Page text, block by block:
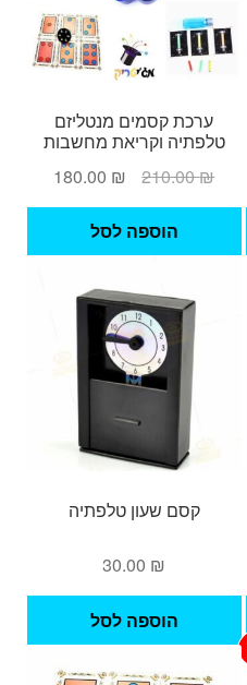
האפשרויות
בעמוד
ערכת קסמים מנטליזם
טלפתיה וקריאת מחשבות
210.00₪
המחיר
המקורי
היה:
210.00 ₪.
180.00 ₪
המחיר
הנוכחי
180.00 ₪.
הוספה לסל
קסם שעון טלפתיה
30.00 ₪
הוספה לסל